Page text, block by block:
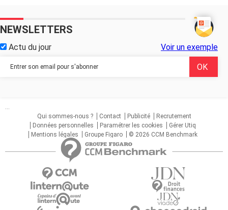
NEWSLETTERS
Actu du jour Voir un exemple
...
Qui sommes-nous ?
Contact Publicité
Recrutement
Données personnelles
Paramétrer les cookies
Gérer Utiq
Mentions légales
Groupe Figaro © 2026 CCM Benchmark